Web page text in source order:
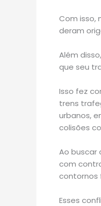
Com isso,
deram
Além
que seu
Isso fez
trens
urbanos,
colisões
Ao buscar
com
contornos
Esses